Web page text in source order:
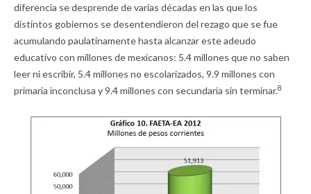
diferencia se desprende de varias décadas en las que los
distintos gobiernos se desentendieron del rezago que se fue
acumulando paulatinamente hasta alcanzar este adeudo
educativo con millones de mexicanos: 5.4 millones que no saben
leer ni escribir, 5.4 millones no escolarizados, 9.9 millones con
primaria inconclusa y 9.4 millones con secundaria sin terminar.8